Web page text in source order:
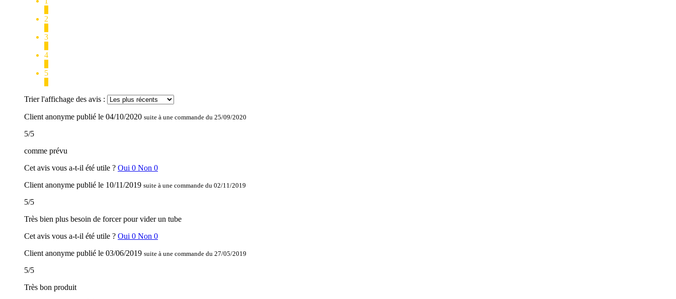
2
3
4
5
Trier l'affichage des avis :
Client anonyme publié le 04/10/2020 suite à une commande du 25/09/2020
5/5
comme prévu
Cet avis vous a-t-il été utile ? Oui 0 Non 0
Client anonyme publié le 10/11/2019 suite à une commande du 02/11/2019
5/5
Très bien plus besoin de forcer pour vider un tube
Cet avis vous a-t-il été utile ? Oui 0 Non 0
Client anonyme publié le 03/06/2019 suite à une commande du 27/05/2019
5/5
Très bon produit